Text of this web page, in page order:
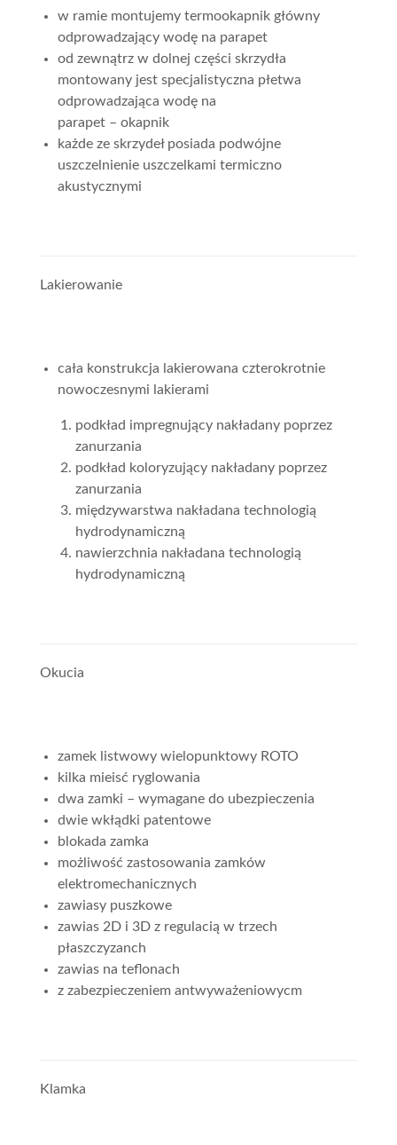
w ramie montujemy termookapnik główny
odprowadzający wodę na parapet
od zewnątrz w dolnej części skrzydła
montowany jest specjalistyczna płetwa
odprowadzająca wodę na
parapet – okapnik
każde ze skrzydeł posiada podwójne
uszczelnienie uszczelkami termiczno
akustycznymi
Lakierowanie
cała konstrukcja lakierowana czterokrotnie
nowoczesnymi lakierami
podkład impregnujący nakładany poprzez
zanurzania
podkład koloryzujący nakładany poprzez
zanurzania
międzywarstwa nakładana technologią
hydrodynamiczną
nawierzchnia nakładana technologią
hydrodynamiczną
Okucia
zamek listwowy wielopunktowy ROTO
kilka mieisć ryglowania
dwa zamki – wymagane do ubezpieczenia
dwie wkłądki patentowe
blokada zamka
możliwość zastosowania zamków
elektromechanicznych
zawiasy puszkowe
zawias 2D i 3D z regulacią w trzech
płaszczyzanch
zawias na teflonach
z zabezpieczeniem antwyważeniowycm
Klamka